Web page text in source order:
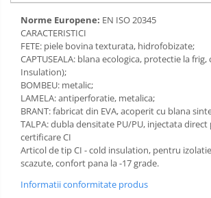
Pantofi fara protectie
Protectie chimica
Saboti
Manecute
Manusi fibre speciale
Manusi fibre speciale impregnate
Manusi latex
Manusi neopren
Norme Europene: EN ISO 20345
CARACTERISTICI
FETE: piele bovina texturata, hidrofobizate;
CAPTUSEALA: blana ecologica, protectie la
Insulation);
BOMBEU: metalic;
LAMELA: antiperforatie, metalica;
BRANT: fabricat din EVA, acoperit cu blana
TALPA: dubla densitate PU/PU, injectata direct
certificare CI
Articol de tip CI - cold insulation, pentru
scazute, confort pana la -17 grade.
Informatii conformitate produs